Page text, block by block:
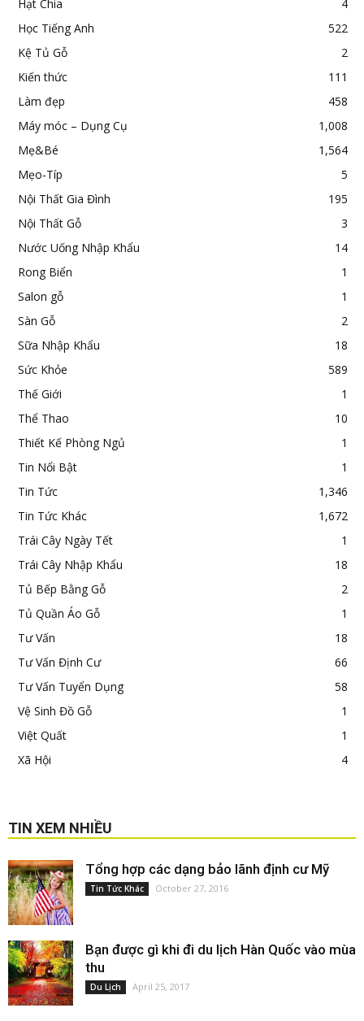
Hạt Chia
4
Học Tiếng Anh
522
Kệ Tủ Gỗ
2
Kiến thức
111
Làm đẹp
458
Máy móc – Dụng Cụ
1,008
Mẹ&Bé
1,564
Mẹo-Típ
5
Nội Thất Gia Đình
195
Nội Thất Gỗ
3
Nước Uống Nhập Khẩu
14
Rong Biển
1
Salon gỗ
1
Sàn Gỗ
2
Sữa Nhập Khẩu
18
Sức Khỏe
589
Thế Giới
1
Thể Thao
10
Thiết Kế Phòng Ngủ
1
Tin Nổi Bật
1
Tin Tức
1,346
Tin Tức Khác
1,672
Trái Cây Ngày Tết
1
Trái Cây Nhập Khẩu
18
Tủ Bếp Bằng Gỗ
2
Tủ Quần Áo Gỗ
1
Tư Vấn
18
Tư Vấn Định Cư
66
Tư Vấn Tuyển Dụng
58
Vệ Sinh Đồ Gỗ
1
Việt Quất
1
Xã Hội
4
TIN XEM NHIỀU
Tổng hợp các dạng bảo lãnh định cư Mỹ
Tin Tức Khác October 27, 2016
Bạn được gì khi đi du lịch Hàn Quốc vào mùa
thu
Du Lịch April 25, 2017